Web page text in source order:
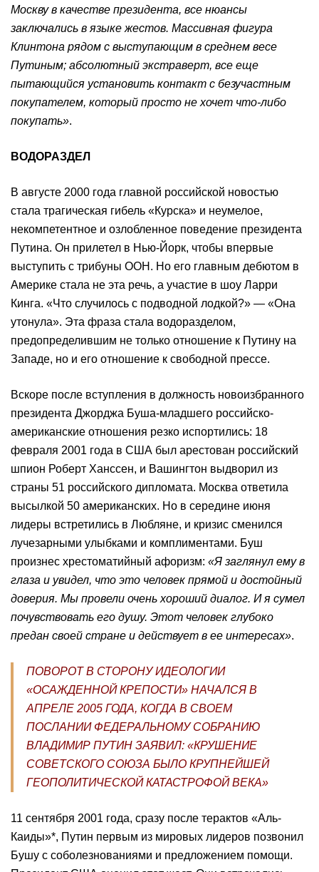
Москву в качестве президента, все нюансы
заключались в языке жестов. Массивная фигура
Клинтона рядом с выступающим в среднем весе
Путиным; абсолютный экстраверт, все еще
пытающийся установить контакт с безучастным
покупателем, который просто не хочет что-либо
покупать».
ВОДОРАЗДЕЛ
В августе 2000 года главной российской новостью
стала трагическая гибель «Курска» и неумелое,
некомпетентное и озлобленное поведение президента
Путина. Он прилетел в Нью-Йорк, чтобы впервые
выступить с трибуны ООН. Но его главным дебютом в
Америке стала не эта речь, а участие в шоу Ларри
Кинга. «Что случилось с подводной лодкой?» — «Она
утонула». Эта фраза стала водоразделом,
предопределившим не только отношение к Путину на
Западе, но и его отношение к свободной прессе.
Вскоре после вступления в должность новоизбранного
президента Джорджа Буша-младшего российско-
американские отношения резко испортились: 18
февраля 2001 года в США был арестован российский
шпион Роберт Ханссен, и Вашингтон выдворил из
страны 51 российского дипломата. Москва ответила
высылкой 50 американских. Но в середине июня
лидеры встретились в Любляне, и кризис сменился
лучезарными улыбками и комплиментами. Буш
произнес хрестоматийный афоризм: «Я заглянул ему в
глаза и увидел, что это человек прямой и достойный
доверия. Мы провели очень хороший диалог. И я сумел
почувствовать его душу. Этот человек глубоко
предан своей стране и действует в ее интересах».
ПОВОРОТ В СТОРОНУ ИДЕОЛОГИИ
«ОСАЖДЕННОЙ КРЕПОСТИ» НАЧАЛСЯ В
АПРЕЛЕ 2005 ГОДА, КОГДА В СВОЕМ
ПОСЛАНИИ ФЕДЕРАЛЬНОМУ СОБРАНИЮ
ВЛАДИМИР ПУТИН ЗАЯВИЛ: «КРУШЕНИЕ
СОВЕТСКОГО СОЮЗА БЫЛО КРУПНЕЙШЕЙ
ГЕОПОЛИТИЧЕСКОЙ КАТАСТРОФОЙ ВЕКА»
11 сентября 2001 года, сразу после терактов «Аль-
Каиды»*, Путин первым из мировых лидеров позвонил
Бушу с соболезнованиями и предложением помощи.